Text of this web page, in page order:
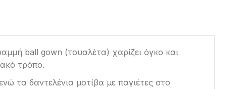
ball gown (τουαλέτα) χαρίζει όγκο και
τρόπο.
τα δαντελένια μοτίβα με παγιέτες στο